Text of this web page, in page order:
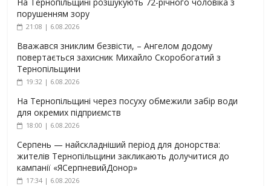
порушенням зору
21:08 | 6.08.2026
Вважався зниклим безвісти, – Ангелом додому
повертається захисник Михайло Скоробогатий з
Тернопільщини
19:32 | 6.08.2026
На Тернопільщині через посуху обмежили забір води
для окремих підприємств
18:00 | 6.08.2026
Серпень — найскладніший період для донорства:
жителів Тернопільщини закликають долучитися до
кампанії «ЯСерпневийДонор»
17:34 | 6.08.2026